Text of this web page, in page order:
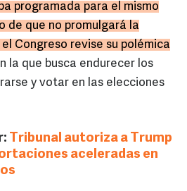
programada para el mismo
de que no promulgará la
Congreso revise su polémica
la que busca endurecer los
y votar en las elecciones
Tribunal autoriza a Trump
aceleradas en